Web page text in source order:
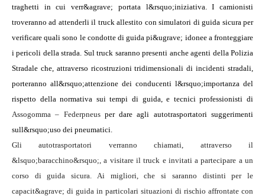
traghetti in cui verr&agrave; portata l&rsquo;iniziativa. I camionisti
troveranno ad attenderli il truck allestito con simulatori di guida sicura per
verificare quali sono le condotte di guida pi&ugrave; idonee a fronteggiare
i pericoli della strada. Sul truck saranno presenti anche agenti della Polizia
Stradale che, attraverso ricostruzioni tridimensionali di incidenti stradali,
porteranno all&rsquo;attenzione dei conducenti l&rsquo;importanza del
rispetto della normativa sui tempi di guida, e tecnici professionisti di
Assogomma – Federpneusper dare agli autotrasportatori suggerimenti
sull&rsquo;uso dei pneumatici.
Gli autotrasportatori verranno chiamati, attraverso il
&lsquo;baracchino&rsquo;, a visitare il truck e invitati a partecipare a un
corso di guida sicura. Ai migliori, che si saranno distinti per le
capacit&agrave; di guida in particolari situazioni di rischio affrontate con